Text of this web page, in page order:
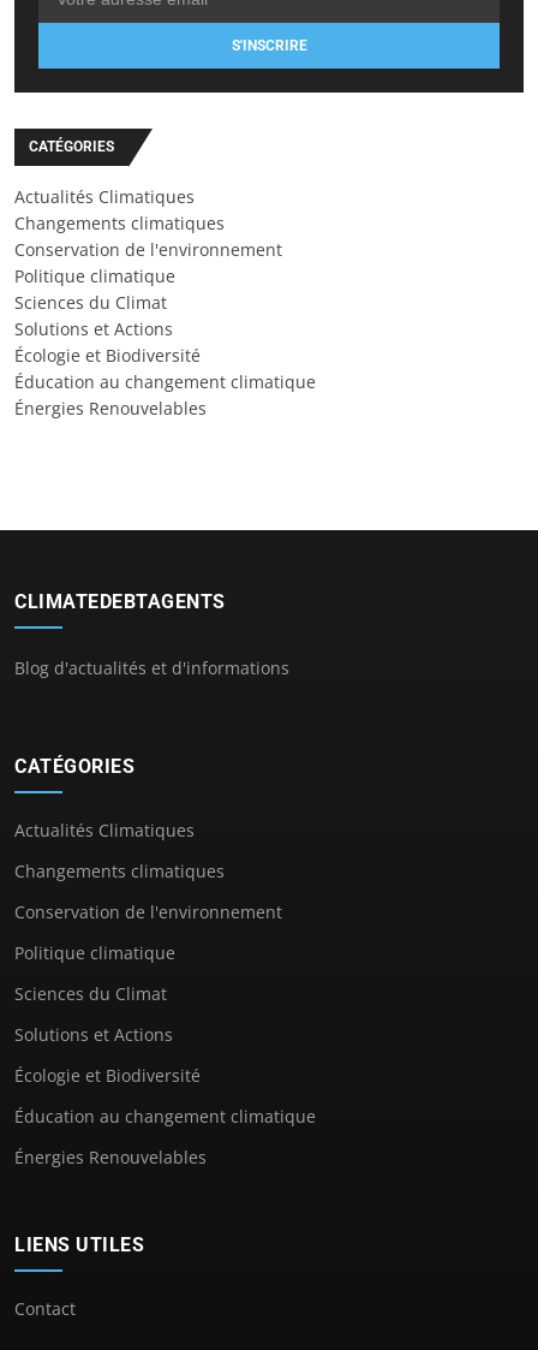
S'INSCRIRE
CATÉGORIES
Actualités Climatiques
Changements climatiques
Conservation de l'environnement
Politique climatique
Sciences du Climat
Solutions et Actions
Écologie et Biodiversité
Éducation au changement climatique
Énergies Renouvelables
CLIMATEDEBTAGENTS
Blog d'actualités et d'informations
CATÉGORIES
Actualités Climatiques
Changements climatiques
Conservation de l'environnement
Politique climatique
Sciences du Climat
Solutions et Actions
Écologie et Biodiversité
Éducation au changement climatique
Énergies Renouvelables
LIENS UTILES
Contact